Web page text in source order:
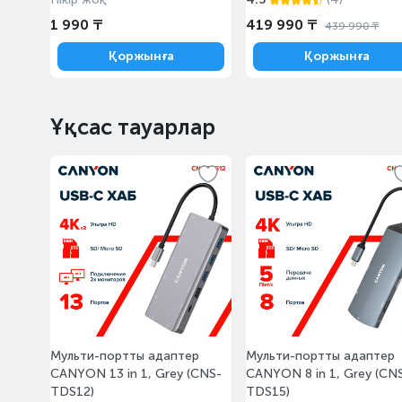
Алматы, Магазин Алматы
Апорт Кульджинка
Казахстан, Алматы,
10:00-23:00
Казахстан, Алматы, улица
10:00-22:00
Алматы, ТРЦ Мега Парк,
«MEGA Park»
Казахстан, Алматы, улица
Макатаева, 127/1
10:00-22:00
Алматы, Магазин Алматы
Мега «Mega Center Alma-
Ata»
Казахстан, Алматы, улица
10:00-22:00
1 990 ₸
Қоржынға
419 990 ₸ 439 990 ₸
Қоржынға
Ұқсас тауарлар
Мульти-портты адаптер
CANYON 13 in 1, Grey (CNS-
TDS12)
Мульти-портты адаптер
CANYON 8 in 1, Grey
TDS15)